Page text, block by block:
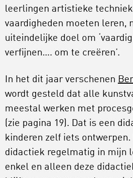
leerlingen artistieke
vaardigheden moeten leren,
uiteindelijke doel om
verfijnen…. om te creëren’.
In het dit jaar verschenen
wordt gesteld dat alle
meestal werken met
(zie pagina 19). Dat is een
kinderen zelf iets
didactiek regelmatig in mijn
enkel en alleen deze